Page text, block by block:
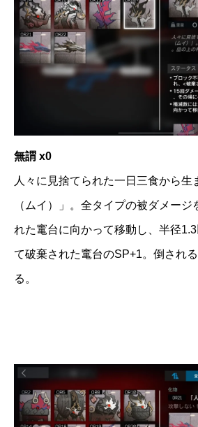
無謂 x0
人々に見捨てられた一日三食から生
（ムイ）」。全タイプの被ダメージ
れた竃台に向かって移動し、半径
て破棄された竃台のSP+1。倒され
る。